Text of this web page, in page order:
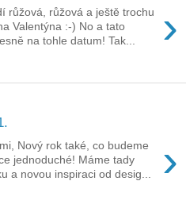
›
růžová, růžová a ještě trochu
Valentýna :-) No a tato
na tohle datum! Tak...
›
Nový rok také, co budeme
jednoduché! Máme tady
a novou inspiraci od desig...